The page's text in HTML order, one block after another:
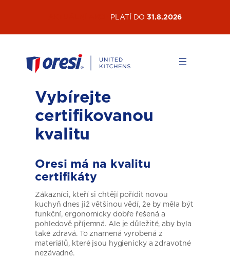
PLATÍ DO31.8.2026
Vybírejte
certifikovanou
kvalitu
Oresi má na kvalitu
certifikáty
Zákazníci, kteří si chtějí pořídit novou
kuchyň dnes již většinou vědí, že by měla být
funkční, ergonomicky dobře řešená a
pohledově příjemná. Ale je důležité, aby byla
také zdravá. To znamená vyrobená z
materiálů, které jsou hygienicky a zdravotné
nezávadné.